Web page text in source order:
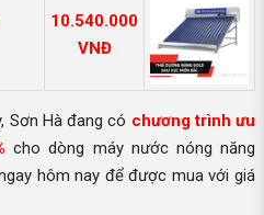
10.540.000
VNĐ
Sơn Hà đang có chương trình ưu
cho dòng máy nước nóng năng
hôm nay để được mua với giá